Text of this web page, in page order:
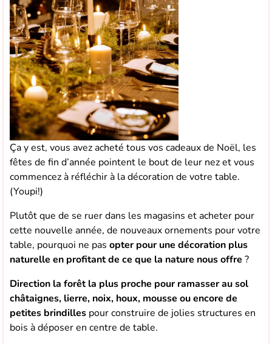
Ça y est, vous avez acheté tous vos cadeaux de Noël, les
fêtes de fin d’année pointent le bout de leur nez et vous
commencez à réfléchir à la décoration de votre table.
(Youpi!)
Plutôt que de se ruer dans les magasins et acheter pour
cette nouvelle année, de nouveaux ornements pour votre
table, pourquoi ne pas opter pour une décoration plus
naturelle en profitant de ce que la nature nous offre ?
Direction la forêt la plus proche pour ramasser au sol
châtaignes, lierre, noix, houx, mousse ou encore de
petites brindilles pour construire de jolies structures en
bois à déposer en centre de table.